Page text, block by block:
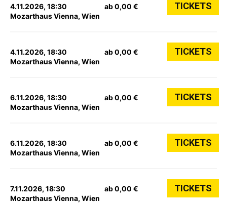
4.11.2026, 18:30
Mozarthaus Vienna, Wien
ab 0,00 € TICKETS
4.11.2026, 18:30
Mozarthaus Vienna, Wien
ab 0,00 € TICKETS
6.11.2026, 18:30
Mozarthaus Vienna, Wien
ab 0,00 € TICKETS
6.11.2026, 18:30
Mozarthaus Vienna, Wien
ab 0,00 € TICKETS
7.11.2026, 18:30
Mozarthaus Vienna, Wien
ab 0,00 € TICKETS